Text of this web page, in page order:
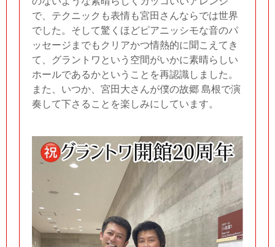
で、テクニックも表情も宮田さんならでは世界
でした。そして驚くほどピアニッシモな音のパ
ッセージまでもクリアかつ情熱的に聞こえてき
て、グラントワという空間がいかに素晴らしい
ホールであるかということを再認識しました。
また、いつか、宮田大さんが僕の故郷 島根で演
奏して下さることを楽しみにしています。